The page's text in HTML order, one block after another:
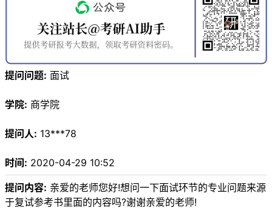
提问问题: 面试
学院: 商学院
提问人: 13***78
时间: 2020-04-29 10:52
提问内容: 亲爱的老师您好!想问一下面试环节的专业问题来源
于复试参考书里面的内容吗?谢谢亲爱的老师!